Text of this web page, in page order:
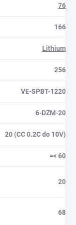
76
166
Lithium
256
VE-SPBT-1220
6-DZM-20
20 (CC 0.2C do 10V)
=< 60
20
68